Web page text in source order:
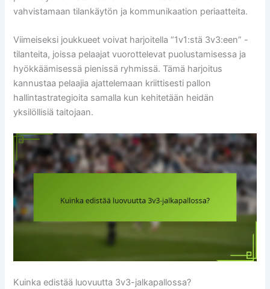
vahvistamaan tilankäytön ja kommunikaation periaatteita.
Viimeiseksi joukkueet voivat harjoitella “1v1:stä 3v3:een” -
tilanteita, joissa pelaajat vuorottelevat puolustamisessa ja
hyökkäämisessä pienissä ryhmissä. Tämä harjoitus
kannustaa pelaajia ajattelemaan kriittisesti pallon
hallintastrategioita samalla kun kehitetään heidän
yksilöllisiä taitojaan.
Kuinka edistää luovuutta 3v3-jalkapallossa?